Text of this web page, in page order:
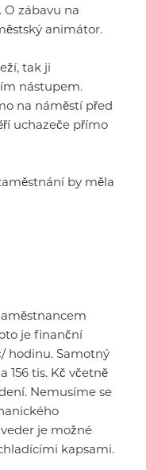
O zábavu na
animátor.
tak ji
nástupem.
na náměstí před
uchazeče přímo
by měla
je finanční
hodinu. Samotný
156 tis. Kč včetně
Nemusíme se
je možné
kapsami.